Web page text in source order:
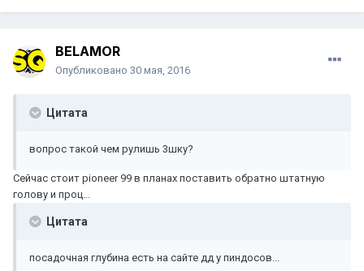
BELAMOR
Опубликовано 30 мая, 2016
Цитата
вопрос такой чем рулишь 3шку?
Сейчас стоит pioneer 99 в планах поставить обратно штатную
голову и проц...
Цитата
посадочная глубина есть на сайте дд у пиндосов...